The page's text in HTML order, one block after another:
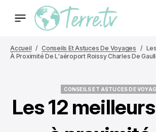
Accueil Conseils Et Astuces De Voyages
À Proximité De L'aéroport Roissy Charles De
CONSEILS ET ASTUCES DE
Les 12